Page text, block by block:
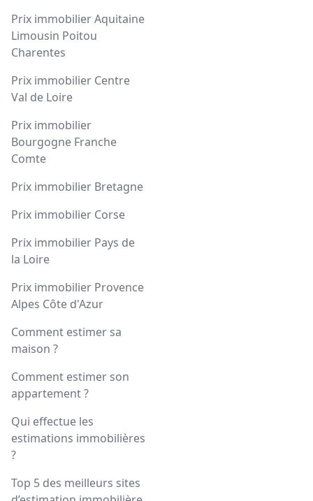
Prix immobilier Aquitaine
Limousin Poitou
Charentes
Prix immobilier Centre
Val de Loire
Prix immobilier
Bourgogne Franche
Comte
Prix immobilier Bretagne
Prix immobilier Corse
Prix immobilier Pays de
la Loire
Prix immobilier Provence
Alpes Côte d'Azur
Comment estimer sa
maison ?
Comment estimer son
appartement ?
Qui effectue les
estimations immobilières
?
Top 5 des meilleurs sites